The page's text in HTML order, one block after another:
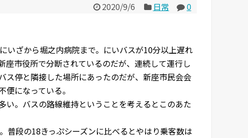
2020/9/6 日常
0
いざから堀之内病院まで。にいバスが10分以上遅れ
市役所で分断されているのだが、連続して運行し
ス停と隣接した場所にあったのだが、新座市民会会
になっている。
い。バスの路線維持ということを考えるとこのあた
普段の18きっぷシーズンに比べるとやはり乗客数は